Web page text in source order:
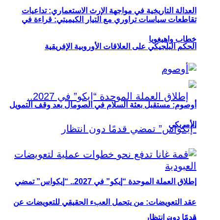
العدالة التاريخية في مواجهة الإرث الاستعماري: تداعيات
الحكم البلجيكي على العلاقات الأوروبية الإفريقية
إطلاق العملة الموحدة “إيكو” في 2027.. “إيكواس” تمضي
قدمًا دون انتظار
تقاطعات سياسات تراوري مع التيار الكيميتي: قراءة في
خطاب واهيغويا
أوصوم: مستقبل بعثة السلام في الصومال بعد وقف التمويل
الأمريكي
عقد التعويضات: من يتحمل العبء الحقيقي للتعويضات عن